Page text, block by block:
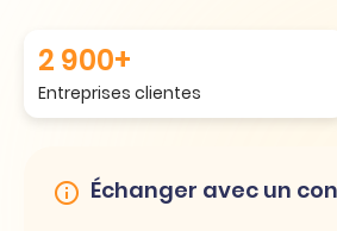
2 900+
Entreprises clientes
Échanger avec un